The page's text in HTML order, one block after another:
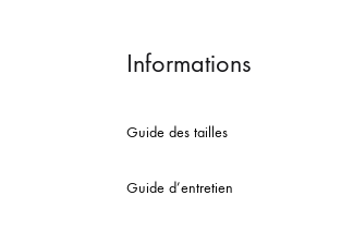
Informations
Guide des tailles
Guide d’entretien